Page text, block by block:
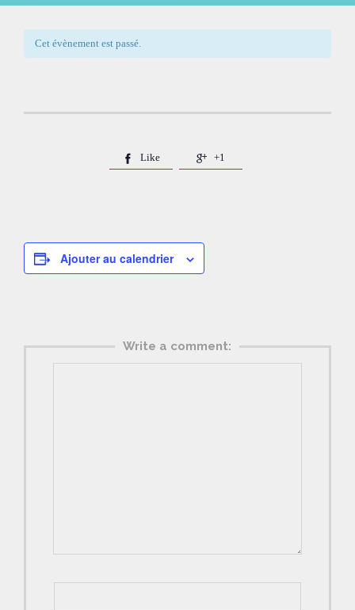
Cet évènement est passé.
 Like  +1
Ajouter au calendrier
Write a comment: